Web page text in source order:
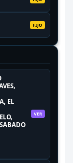
FIJO
EL
VER